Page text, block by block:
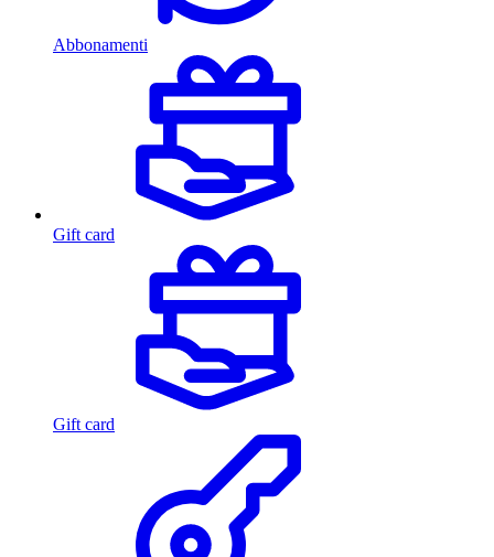
Abbonamenti
Gift card
Gift card